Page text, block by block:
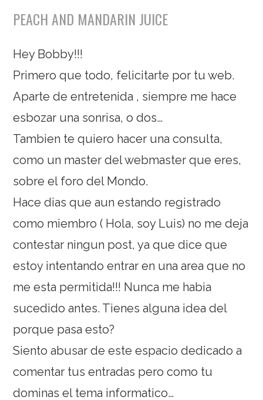
PEACH AND MANDARIN JUICE
Hey Bobby!!!
Primero que todo, felicitarte por tu web.
Aparte de entretenida , siempre me hace
esbozar una sonrisa, o dos…
Tambien te quiero hacer una consulta,
como un master del webmaster que eres,
sobre el foro del Mondo.
Hace dias que aun estando registrado
como miembro ( Hola, soy Luis) no me deja
contestar ningun post, ya que dice que
estoy intentando entrar en una area que no
me esta permitida!!! Nunca me habia
sucedido antes. Tienes alguna idea del
porque pasa esto?
Siento abusar de este espacio dedicado a
comentar tus entradas pero como tu
dominas el tema informatico…